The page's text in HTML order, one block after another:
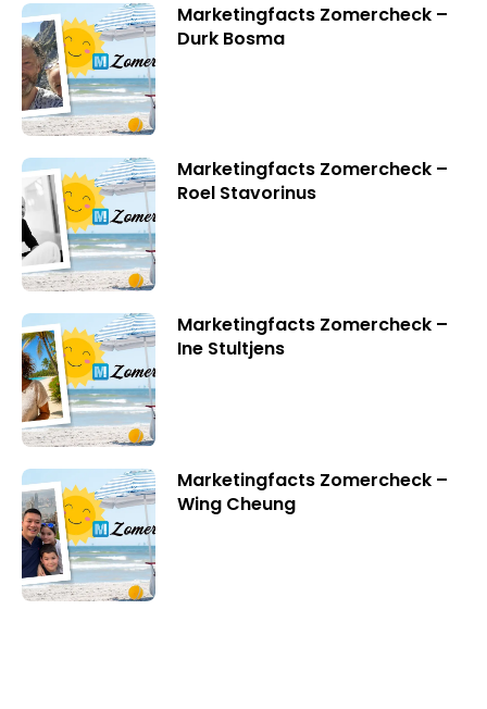
Marketingfacts Zomercheck –
Durk Bosma
Marketingfacts Zomercheck –
Roel Stavorinus
Marketingfacts Zomercheck –
Ine Stultjens
Marketingfacts Zomercheck –
Wing Cheung